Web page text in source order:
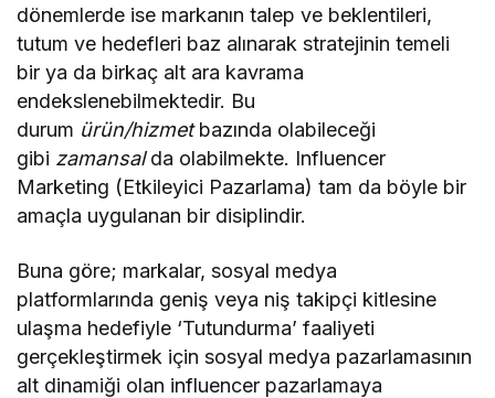
dönemlerde ise markanın talep ve beklentileri,
tutum ve hedefleri baz alınarak stratejinin temeli
bir ya da birkaç alt ara kavrama
endekslenebilmektedir. Bu
durum ürün/hizmetbazında olabileceği
gibi zamansalda olabilmekte. Influencer
Marketing (Etkileyici Pazarlama) tam da böyle bir
amaçla uygulanan bir disiplindir.
Buna göre; markalar, sosyal medya
platformlarında geniş veya niş takipçi kitlesine
ulaşma hedefiyle ‘Tutundurma’ faaliyeti
gerçekleştirmek için sosyal medya pazarlamasının
alt dinamiği olan influencer pazarlamaya